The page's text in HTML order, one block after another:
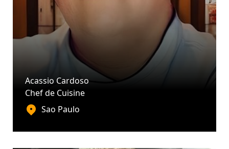
Acassio Cardoso
Chef de Cuisine
Sao Paulo